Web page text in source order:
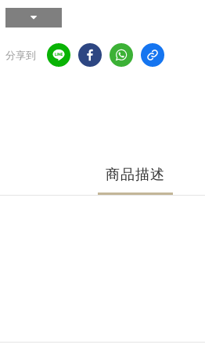
分享到
商品描述